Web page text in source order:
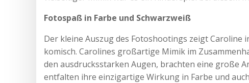
Fotospaß in Farbe und Schwarzweiß
Der kleine Auszug des Fotoshootings zeigt
komisch. Carolines großartige Mimik im
den ausdrucksstarken Augen, brachten eine große
entfalten ihre einzigartige Wirkung in Farbe und